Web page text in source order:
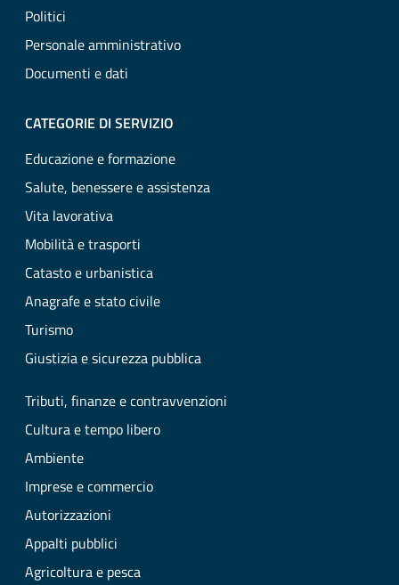
Politici
Personale amministrativo
Documenti e dati
CATEGORIE DI SERVIZIO
Educazione e formazione
Salute, benessere e assistenza
Vita lavorativa
Mobilità e trasporti
Catasto e urbanistica
Anagrafe e stato civile
Turismo
Giustizia e sicurezza pubblica
Tributi, finanze e contravvenzioni
Cultura e tempo libero
Ambiente
Imprese e commercio
Autorizzazioni
Appalti pubblici
Agricoltura e pesca